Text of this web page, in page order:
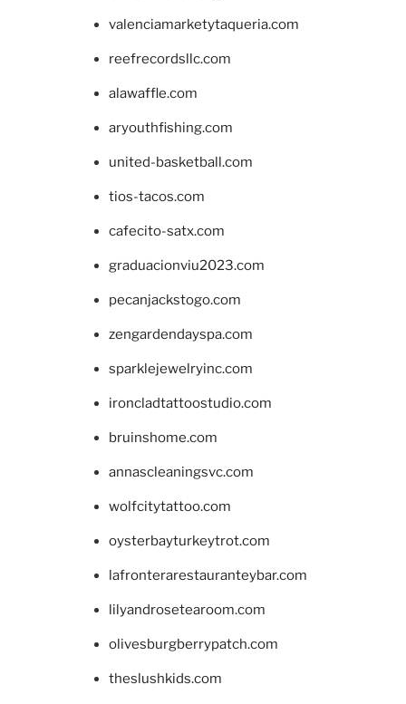
valenciamarketytaqueria.com
reefrecordsllc.com
alawaffle.com
aryouthfishing.com
united-basketball.com
tios-tacos.com
cafecito-satx.com
graduacionviu2023.com
pecanjackstogo.com
zengardendayspa.com
sparklejewelryinc.com
ironcladtattoostudio.com
bruinshome.com
annascleaningsvc.com
wolfcitytattoo.com
oysterbayturkeytrot.com
lafronterarestauranteybar.com
lilyandrosetearoom.com
olivesburgberrypatch.com
theslushkids.com